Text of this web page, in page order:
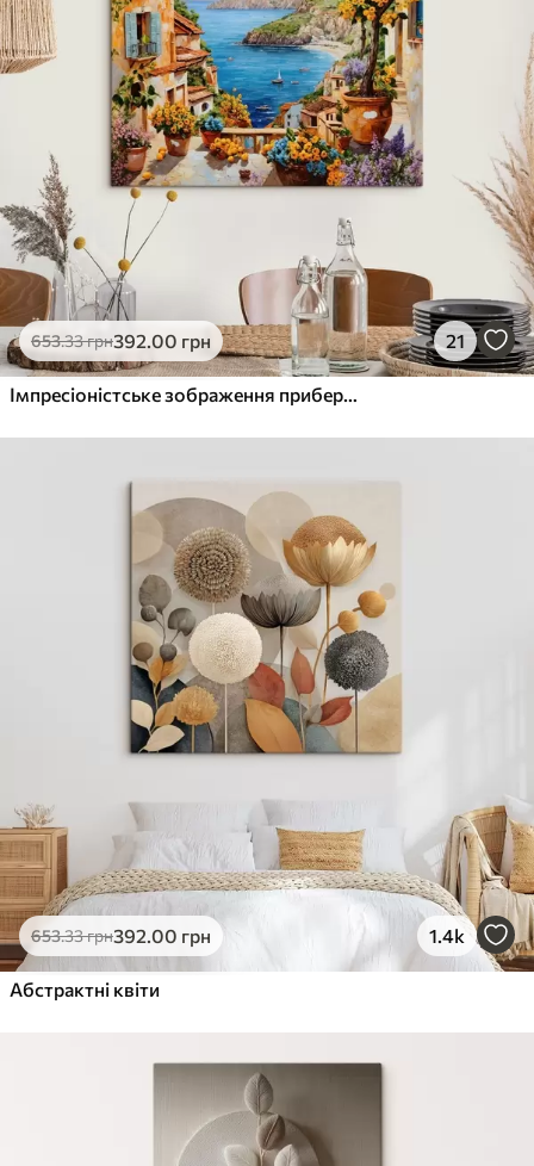
653.33грн392.00 грн 21
Імпресіоністське зображення прибережного селища з лимонним деревом
653.33грн392.00 грн 1.4k
Абстрактні квіти